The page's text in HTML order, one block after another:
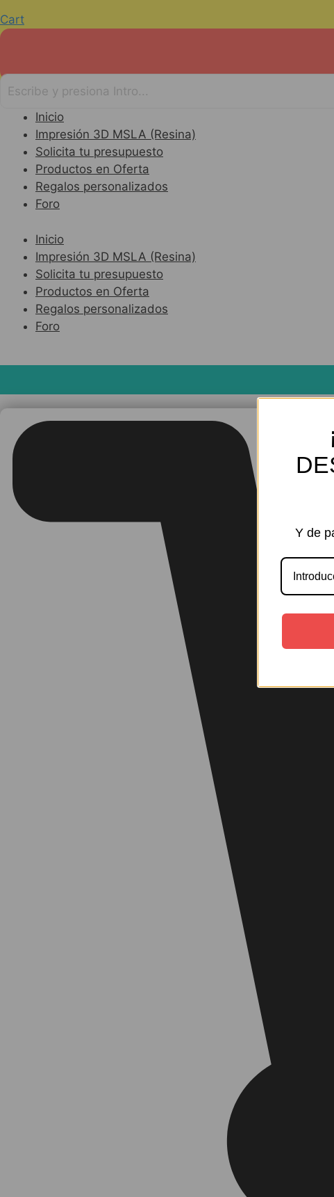
Cart
Inicio
Impresión 3D MSLA (Resina)
Solicita tu presupuesto
Productos en Oferta
Regalos personalizados
Foro
Inicio
Impresión 3D MSLA (Resina)
Solicita tu presupuesto
Productos en Oferta
Regalos personalizados
Foro
Y de